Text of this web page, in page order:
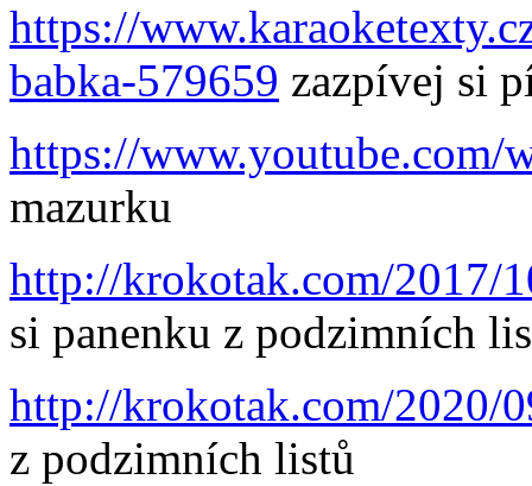
https://
babka-579659 zazpívej si
https://www.youtube.com/
mazurku
http://krokotak.com/2017/
si panenku z podzimních
http://krokotak.com/2020/
z podzimních listů